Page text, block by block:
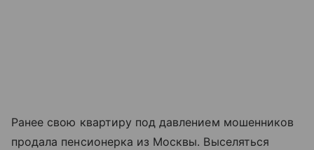
Ранее свою квартиру под давлением мошенников
продала пенсионерка из Москвы. Выселяться